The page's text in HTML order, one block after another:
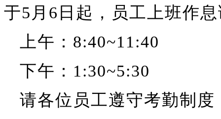
于5月6日起，员工上班作
上午：8:40~11:40
下午：1:30~5:30
请各位员工遵守考勤制